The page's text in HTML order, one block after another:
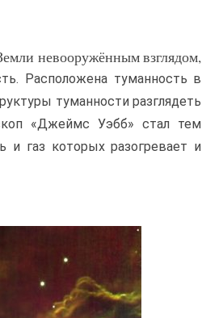
невооружённым взглядом,
Расположена туманность в
туманности разглядеть
«Джеймс Уэбб» стал тем
и газ которых разогревает и